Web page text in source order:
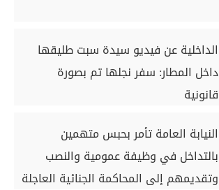
الداخلية عن فيديو سيدة سبت طليقها
داخل المطار: سفر نجلها تم بصورة
قانونية
النيابة العامة تأمر بحبس متهمين
بالتداخل في وظيفة عمومية والنصب
وتقديمهم إلى المحاكمة الجنائية العاجلة